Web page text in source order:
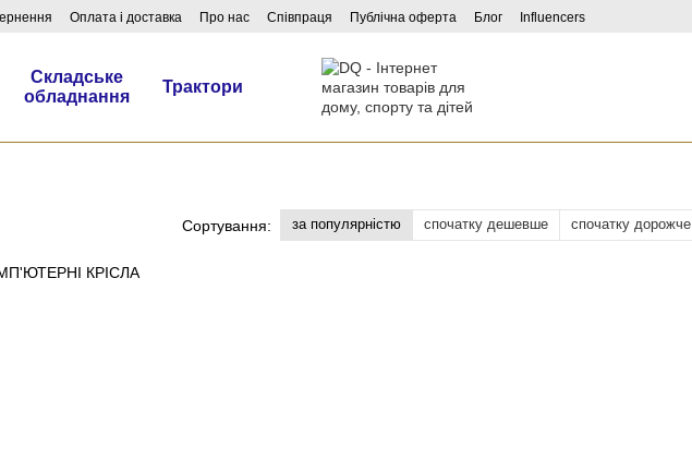
Оплата і доставка Про нас Співпраця Публічна оферта Блог Influencers
Складське
обладнання
Трактори
Сортування: за популярністю спочатку дешевше спочатку дорожче